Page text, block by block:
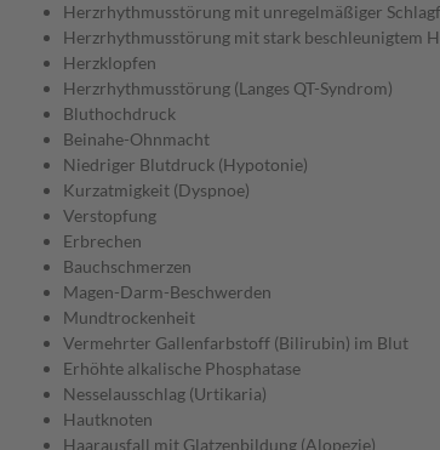
Herzrhythmusstörung mit unregelmäßiger
Herzrhythmusstörung mit stark beschleunigtem
Herzklopfen
Herzrhythmusstörung (Langes QT-Syndrom)
Bluthochdruck
Beinahe-Ohnmacht
Niedriger Blutdruck (Hypotonie)
Kurzatmigkeit (Dyspnoe)
Verstopfung
Erbrechen
Bauchschmerzen
Magen-Darm-Beschwerden
Mundtrockenheit
Vermehrter Gallenfarbstoff (Bilirubin) im Blut
Erhöhte alkalische Phosphatase
Nesselausschlag (Urtikaria)
Hautknoten
Haarausfall mit Glatzenbildung (Alopezie)